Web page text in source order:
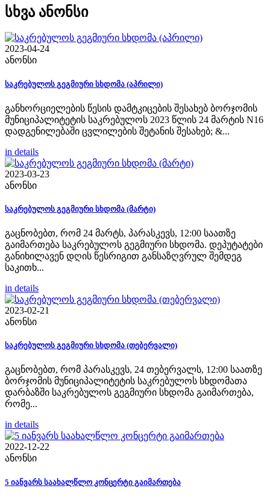
სხვა ანონსი
2023-04-24
ანონსი
საკრებულოს გეგმიური სხდომა (აპრილი)
განხორციელების წესის დამტკიცების შესახებ ბორჯომის
მუნიციპალიტეტის საკრებულოს 2023 წლის 24 მარტის N16
დადგენილებაში ცვლილების შეტანის შესახებ; &...
in details
2023-03-23
ანონსი
საკრებულოს გეგმიური სხდომა (მარტი)
გაცნობებთ, რომ 24 მარტს, პარასკევს, 12:00 საათზე
გაიმართება საკრებულოს გეგმიური სხდომა. დეპუტატები
განიხილავენ დღის წესრიგით განსაზღვრულ შემდეგ
საკითხ...
in details
2023-02-21
ანონსი
საკრებულოს გეგმიური სხდომა (თებერვალი)
გაცნობებთ, რომ პარასკევს, 24 თებერვალს, 12:00 საათზე
ბორჯომის მუნიციპალიტეტის საკრებულოს სხდომათა
დარბაზში საკრებულოს გეგმიური სხდომა გაიმართება,
რომე...
in details
2022-12-22
ანონსი
5 იანვარს საახალწლო კონცერტი გაიმართება